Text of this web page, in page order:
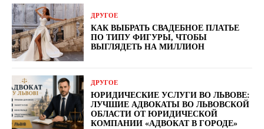
ДРУГОЕ
КАК ВЫБРАТЬ СВАДЕБНОЕ ПЛАТЬЕ
ПО ТИПУ ФИГУРЫ, ЧТОБЫ
ВЫГЛЯДЕТЬ НА МИЛЛИОН
ДРУГОЕ
ЮРИДИЧЕСКИЕ УСЛУГИ ВО ЛЬВОВЕ:
ЛУЧШИЕ АДВОКАТЫ ВО ЛЬВОВСКОЙ
ОБЛАСТИ ОТ ЮРИДИЧЕСКОЙ
КОМПАНИИ «АДВОКАТ В ГОРОДЕ»